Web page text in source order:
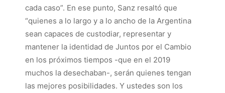
cada caso”. En ese punto, Sanz resaltó que
“quienes a lo largo y a lo ancho de la Argentina
sean capaces de custodiar, representar y
mantener la identidad de Juntos por el Cambio
en los próximos tiempos -que en el 2019
muchos la desechaban-, serán quienes tengan
las mejores posibilidades. Y ustedes son los